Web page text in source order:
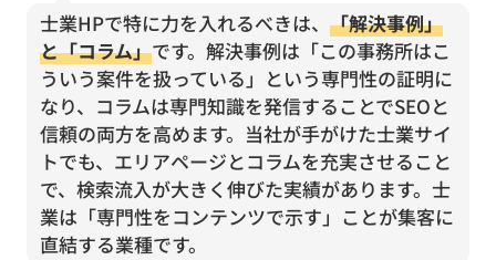
士業HPで特に力を入れるべきは、 「解決事例」
と「コラム」です。解決事例は「この事務所はこ
ういう案件を扱っている」という専門性の証明に
なり、コラムは専門知識を発信することでSEOと
信頼の両方を高めます。当社が手がけた士業サイ
トでも、エリアページとコラムを充実させること
で、検索流入が大きく伸びた実績があります。士
業は「専門性をコンテンツで示す」ことが集客に
直結する業種です。